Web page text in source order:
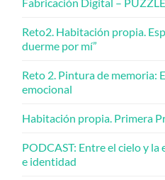
Fabricación Digital –
Reto2. Habitación propia.
duerme por mí”
Reto 2. Pintura de memoria:
emocional
Habitación propia. Primera
PODCAST: Entre el cielo y
e identidad